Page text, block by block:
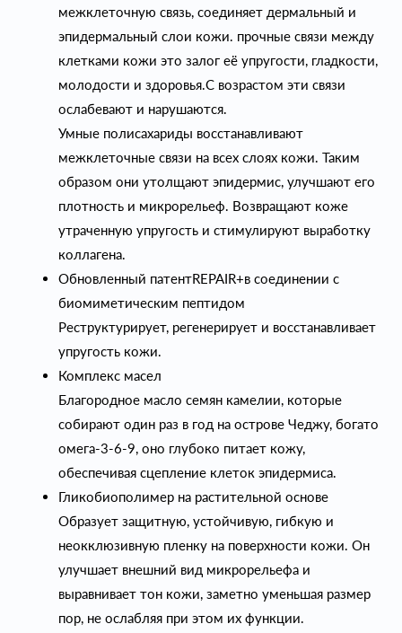
межклеточную связь, соединяет дермальный и
эпидермальный слои кожи. прочные связи между
клетками кожи это залог её упругости, гладкости,
молодости и здоровья.С возрастом эти связи
ослабевают и нарушаются.
Умные полисахариды восстанавливают
межклеточные связи на всех слоях кожи. Таким
образом они утолщают эпидермис, улучшают его
плотность и микрорельеф. Возвращают коже
утраченную упругость и стимулируют выработку
коллагена.
Обновленный патентREPAIR+в соединении с
биомиметическим пептидом
Реструктурирует, регенерирует и восстанавливает
упругость кожи.
Комплекс масел
Благородное масло семян камелии, которые
собирают один раз в год на острове Чеджу, богато
омега-3-6-9, оно глубоко питает кожу,
обеспечивая сцепление клеток эпидермиса.
Гликобиополимер на растительной основе
Образует защитную, устойчивую, гибкую и
неокклюзивную пленку на поверхности кожи. Он
улучшает внешний вид микрорельефа и
выравнивает тон кожи, заметно уменьшая размер
пор, не ослабляя при этом их функции.